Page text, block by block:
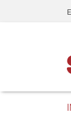
Pasar al
Me
“Módulo Flippy”